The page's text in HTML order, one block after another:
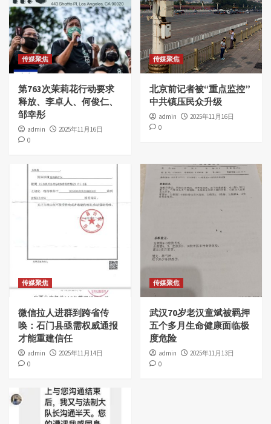
传媒聚焦
第763次茉莉花行动要求
释放、李卓人、何俊仁、
邹幸彤
admin
2025年11月16日
0
传媒聚焦
北京前记者被“重点监控”
中共镇压民众升级
admin
2025年11月16日
0
传媒聚焦
微信拉人进群到跨省传
唤：石门县亟需权威通报
才能重建信任
admin
2025年11月14日
0
传媒聚焦
武汉70岁老汉童斌被羁押
五个多月生命健康面临极
度危险
admin
2025年11月13日
0